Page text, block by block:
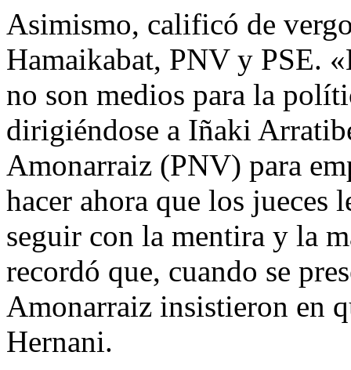
Asimismo, calificó de
Hamaikabat, PNV y PSE.
no son medios para la
dirigiéndose a Iñaki
Amonarraiz (PNV) para
hacer ahora que los jueces
seguir con la mentira y la
recordó que, cuando se
Amonarraiz insistieron en
Hernani.